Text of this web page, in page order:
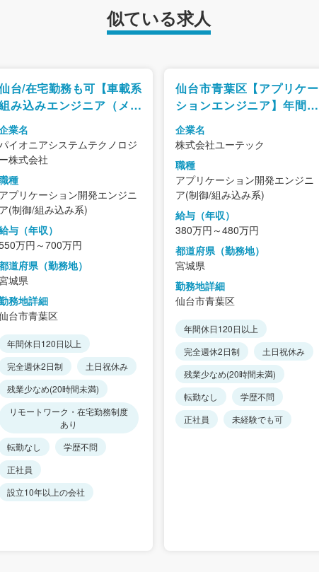
似ている求人
台/在宅勤務も可【車載系
み込みエンジニア（メン
ークラス）】安心安定の
イオニアグループ/年休
日でWLBも◎
業名
イオニアシステムテクノロジ
株式会社
種
プリケーション開発エンジニ
(制御/組み込み系)
与（年収）
万円～700万円
道府県（勤務地）
城県
務地詳細
台市青葉区
年間休日120日以上
完全週休2日制
土日祝休み
残業少なめ(20時間未満)
リモートワーク・在宅勤務制度
あり
転勤なし
学歴不問
正社員
設立10年以上の会社
仙台市青葉区【アプリケー
ションエンジニア】年間休
日127日・残業10時間未満/
服装自由のオフィスカジュ
す♪
企業名
株式会社ユーテック
職種
アプリケーション開発エンジニ
ア(制御/組み込み系)
給与（年収）
380万円～480万円
都道府県（勤務地）
宮城県
勤務地詳細
仙台市青葉区
年間休日120日以上
完全週休2日制
土日祝休み
残業少なめ(20時間未満)
転勤なし
学歴不問
正社員
未経験でも可